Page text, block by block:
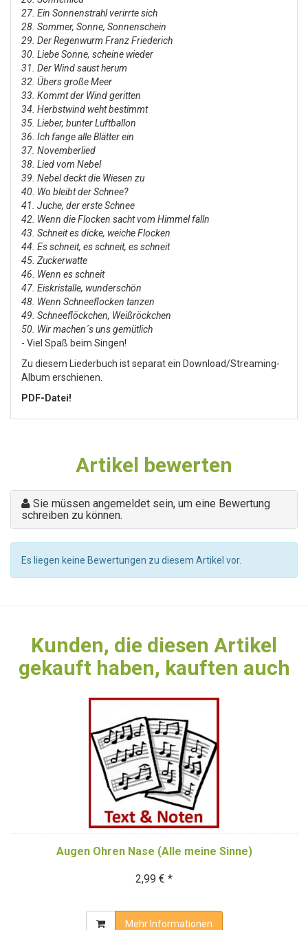
27. Ein Sonnenstrahl verirrte sich
28. Sommer, Sonne, Sonnenschein
29. Der Regenwurm Franz Friederich
30. Liebe Sonne, scheine wieder
31. Der Wind saust herum
32. Übers große Meer
33. Kommt der Wind geritten
34. Herbstwind weht bestimmt
35. Lieber, bunter Luftballon
36. Ich fange alle Blätter ein
37. Novemberlied
38. Lied vom Nebel
39. Nebel deckt die Wiesen zu
40. Wo bleibt der Schnee?
41. Juche, der erste Schnee
42. Wenn die Flocken sacht vom Himmel falln
43. Schneit es dicke, weiche Flocken
44. Es schneit, es schneit, es schneit
45. Zuckerwatte
46. Wenn es schneit
47. Eiskristalle, wunderschön
48. Wenn Schneeflocken tanzen
49. Schneeflöckchen, Weißröckchen
50. Wir machen´s uns gemütlich
- Viel Spaß beim Singen!
Zu diesem Liederbuch ist separat ein Download/Streaming-
Album erschienen.
PDF-Datei!
Artikel bewerten
Sie müssen angemeldet sein, um eine Bewertung
schreiben zu können.
Es liegen keine Bewertungen zu diesem Artikel vor.
Kunden, die diesen Artikel
gekauft haben, kauften auch
Augen Ohren Nase (Alle meine Sinne)
2,99 € *
Mehr Informationen